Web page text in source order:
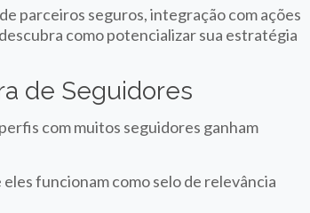
parceiros seguros, integração com ações
como potencializar sua estratégia
de Seguidores
com muitos seguidores ganham
funcionam como selo de relevância